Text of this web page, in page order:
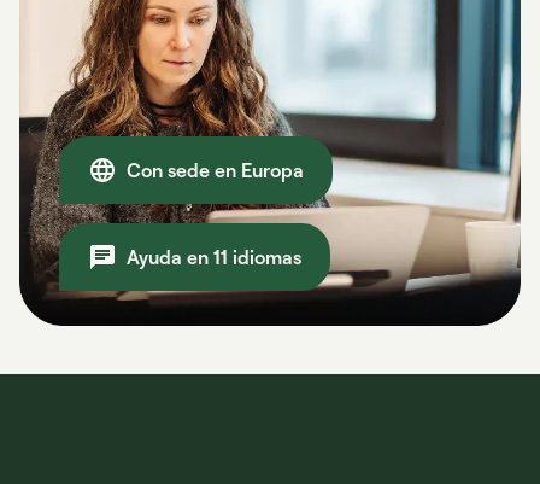
Con sede en Europa
Ayuda en 11 idiomas